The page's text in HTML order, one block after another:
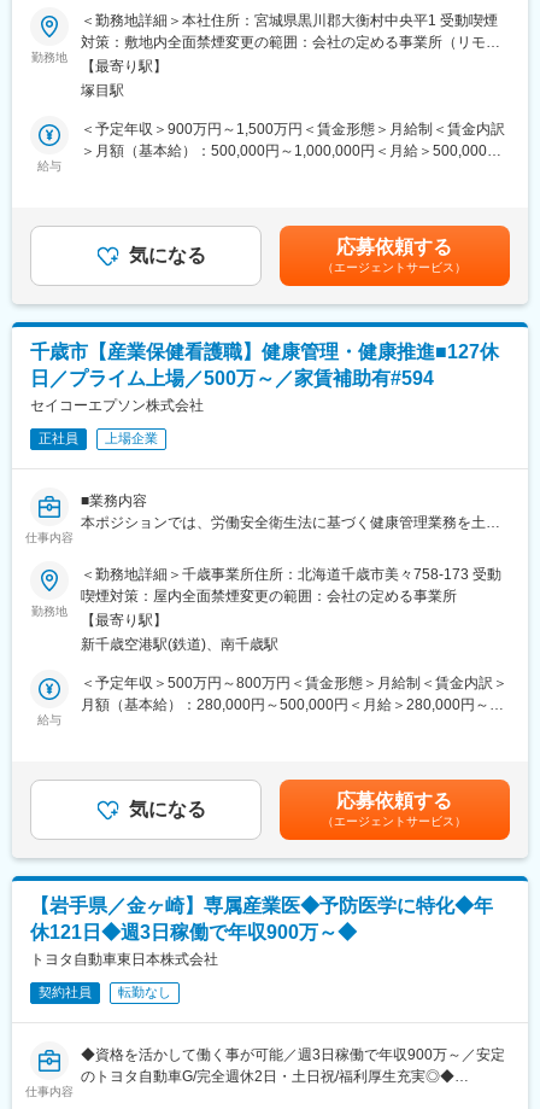
■おすすめポイント
・日進月歩のクルマ作りの技術向上のため、研修も充実
・他部署との情報共有も活発／幅広い年代のメンバーが活躍中
・トヨタグループの中核企業／大手Grならではの福利厚生の手厚
さ
■業務内容：
・職場巡視、指導
・傷病時の応急処置
・安全衛生委員会や産業医連絡会への参加
・資料作成等
・従業員の健康を包括的にサポートできる
・予防医学に特化できる
・ワークライフバランスがとりやすい
◇当社はトヨタグループの中核企業として、コンパクトカーを専
門に企画・開発から生産まで一貫して手掛け、魅力あるクルマを
◇次世代に向けたテクノロジー開発と、変化する環境やライフス
タイルを敏感にキャッチし、常に新しいクルマづくりにトライし
■企業情報
■世界に誇るコンパクトカーの生産拠点になるために、「関東自動
車工業」「セントラル自動車」「トヨタ自動車東北」3社のの
た。
■魅力あるクルマを生み出すために、開発から生産準備や事務ま
変更の範囲：会社の定める業務
勤務地
＜勤務地詳細＞本社住所：宮城県黒川郡大衡村中央平1 受動喫煙
対策：敷地内全面禁煙変更の範囲：会社の定める事業所（リモー
トワーク含む）
【最寄り駅】
塚目駅
給与
＜予定年収＞900万円～1,500万円＜賃金形態＞月給制＜賃金内訳
＞月額（基本給）：500,000円～1,000,000円＜月給＞500,000円
円・週5.0日 年収1,500万円月給：1,000,000円賃金はあくまでも
目安の金額であり、選考を通じて上下する可能性があります。月
給(月額)は固定手当を含めた表記です。
気になる 応募依頼する
（エージェントサービス）
千歳市【産業保健看護職】健康管理・健康推進■127休
日／プライム上場／500万～／家賃補助有#594
セイコーエプソン株式会社
正社員 上場企業
仕事内容
■業務内容
本ポジションでは、労働安全衛生法に基づく健康管理業務を土台
社員の健康保持・増進、職場環境改善、リスク対応を総合的に担
っていただきます。
■具体的には下記のような業務を想定しています。
（1） 労働安全衛生法に基づく健康管理業務
・定期健康診断・特定健診・各種健診の企画・運用
・健診後の事後措置、保健指導の実施
・安全衛生委員会の運営・資料作成
・長時間労働者への対応・面談調整
・メンタルヘルス不調者への対応、関係部門との連携
・産業医・人事部門・管理職との協働による職場環境改善
・災害時の救護部活動・体制整備
・傷病発症時の救急対応
・感染症発生時の初動対応、感染拡大防止策の検討・運用
（4） 上記業務に付随する事務業務
・社内関係者との調整・連携業務
・健康管理施策の企画・運営補助
■募集背景
セイコーエプソンは、「人」を最も重要な経営資源と捉え、社員
勤務地
＜勤務地詳細＞千歳事業所住所：北海道千歳市美々758-173 受動
喫煙対策：屋内全面禁煙変更の範囲：会社の定める事業所
【最寄り駅】
新千歳空港駅(鉄道)、南千歳駅
給与
＜予定年収＞500万円～800万円＜賃金形態＞月給制＜賃金内訳＞
月額（基本給）：280,000円～500,000円＜月給＞280,000円～
月）賃金はあくまでも目安の金額であり、選考を通じて上下する
可能性があります。月給(月額)は固定手当を含めた表記です。
気になる 応募依頼する
（エージェントサービス）
【岩手県／金ヶ崎】専属産業医◆予防医学に特化◆年
休121日◆週3日稼働で年収900万～◆
トヨタ自動車東日本株式会社
契約社員 転勤なし
仕事内容
◆資格を活かして働く事が可能／週3日稼働で年収900万～／安定
のトヨタ自動車G/完全週休2日・土日祝/福利厚生充実◎◆